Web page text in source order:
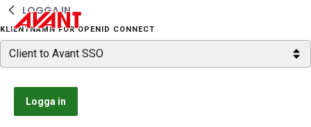
Hoppa till huvudinnehåll
LOGGA IN
KLIENTNAMN FÖR OPENID CONNECT
Logga in